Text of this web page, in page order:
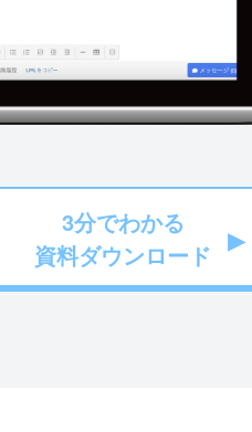
3分でわかる
資料ダウンロード